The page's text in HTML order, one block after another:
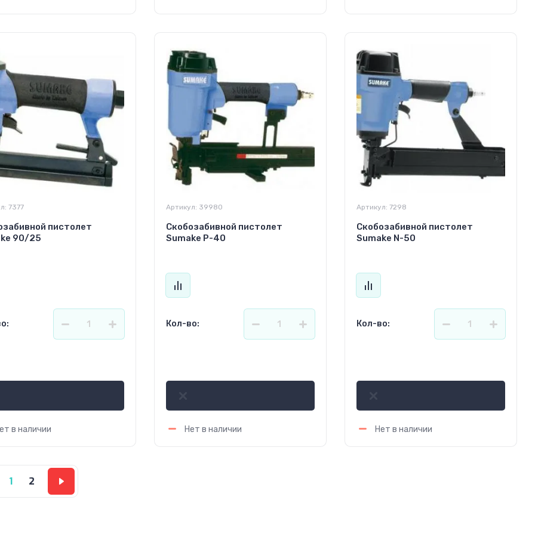
7377
пистолет
90/25
в наличии
Артикул: 39980
Скобозабивной пистолет
Sumake P-40
Кол-во:
Нет в наличии
Артикул: 7298
Скобозабивной пистолет
Sumake N-50
Кол-во:
Нет в наличии
1 2